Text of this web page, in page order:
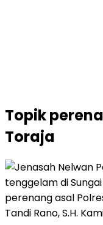
Topik
Toraja